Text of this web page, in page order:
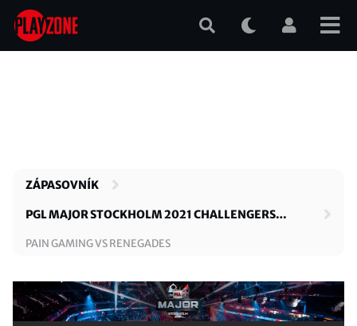
Přejít
hlavnímu
ZÁPASOVNÍK
PGL MAJOR STOCKHOLM 2021 CHALLENGERS
PAIN GAMING VS RENEGADES